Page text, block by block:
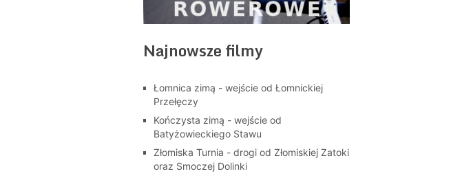
Najnowsze filmy
Łomnica zimą - wejście od Łomnickiej
Przełęczy
Kończysta zimą - wejście od
Batyżowieckiego Stawu
Złomiska Turnia - drogi od Złomiskiej Zatoki
oraz Smoczej Dolinki